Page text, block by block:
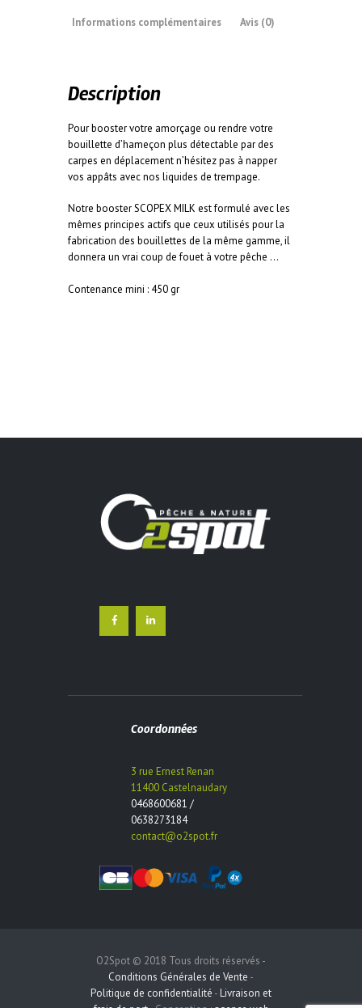
Informations complémentaires Avis (0)
Description
Pour booster votre amorçage ou rendre votre
bouillette d’hameçon plus détectable par des
carpes en déplacement n’hésitez pas à napper
vos appâts avec nos liquides de trempage.
Notre booster SCOPEX MILK est formulé avec les
mêmes principes actifs que ceux utilisés pour la
fabrication des bouillettes de la même gamme, il
donnera un vrai coup de fouet à votre pêche …
Contenance mini : 450 gr
Coordonnées
3 rue Ernest Renan
11400 Castelnaudary
0468600681 /
0638273184
contact@o2spot.fr
O2Spot © 2018 Tous droits réservés -
Conditions Générales de Vente -
Politique de confidentialité - Livraison et